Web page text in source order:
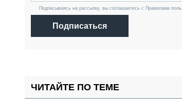
Подписываясь на рассылку, вы соглашаетесь с Правилами
Подписаться
ЧИТАЙТЕ ПО ТЕМЕ